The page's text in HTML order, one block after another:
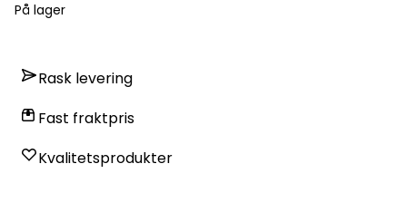
På lager
Rask levering
Fast fraktpris
Kvalitetsprodukter